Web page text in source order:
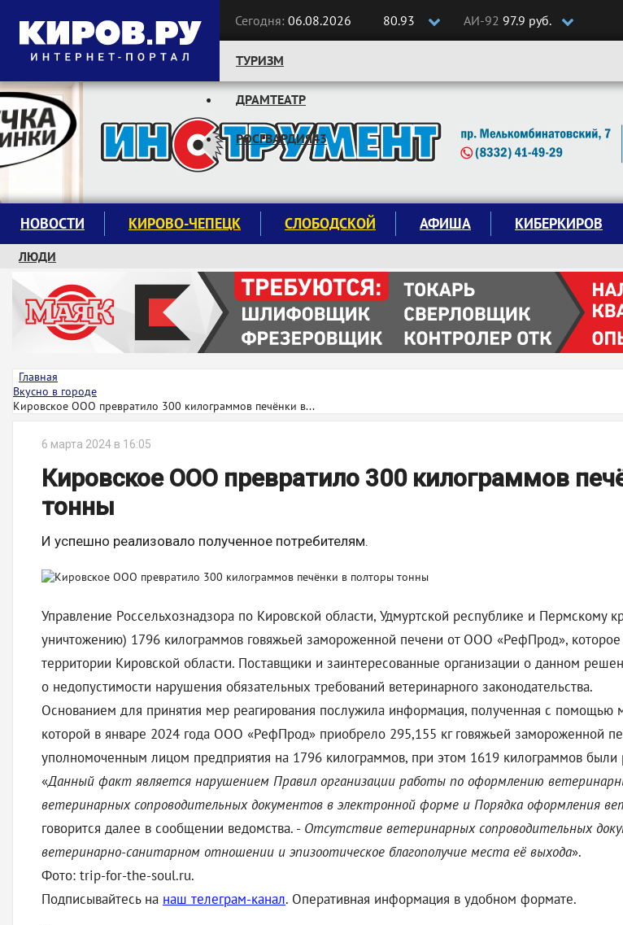
Сегодня: 06.08.2026 80.93 АИ-92 97.9 руб.
Следите за новостями:
ТУРИЗМ
ДРАМТЕАТР
РОСГВАРДИЯ43
НОВОСТИ КИРОВО-ЧЕПЕЦК СЛОБОДСКОЙ АФИША КИБЕРКИРОВ
ЛЮДИ
КРУЖКИ И СЕКЦИИ
ЗАВОДУ "МАЯК" 85 ЛЕТ
ЭКОЛОГИЯ
Главная
Вкусно в городе
Кировское ООО превратило 300 килограммов печёнки в...
6 марта 2024 в 16:05
Кировское ООО превратило 300 килограммов
тонны
И успешно реализовало полученное потребителям.
Управление Россельхознадзора по Кировской области, Удмуртской республике и Пермскому
уничтожению) 1796 килограммов говяжьей замороженной печени от ООО «РефПрод», которое
территории Кировской области. Поставщики и заинтересованные организации о данном
о недопустимости нарушения обязательных требований ветеринарного законодательства.
Основанием для принятия мер реагирования послужила информация, полученная с помощью
которой в январе 2024 года ООО «РефПрод» приобрело 295,155 кг говяжьей замороженной
уполномоченным лицом предприятия на 1796 килограммов, при этом 1619 килограммов были
«Данный факт является нарушением Правил организации работы по оформлению
ветеринарных сопроводительных документов в электронной форме и Порядка оформления
говорится далее в сообщении ведомства. - Отсутствие ветеринарных сопроводительных
ветеринарно-санитарном отношении и эпизоотическое благополучие места её выхода».
Фото: trip-for-the-soul.ru.
Подписывайтесь на наш телеграм-канал. Оперативная информация в удобном формате.